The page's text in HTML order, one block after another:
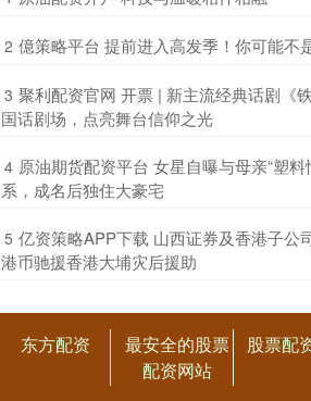
2 億策略平台 提前进入高发季！你可能不
3 聚利配资官网 开票 | 新主流经典话剧《
国话剧场，点亮舞台信仰之光
4 原油期货配资平台 女星自曝与母亲“塑
系，成名后独住大豪宅
5 亿资策略APP下载 山西证券及香港子公
港币驰援香港大埔灾后援助
东方配资
最安全的股票
配资网站
股票配